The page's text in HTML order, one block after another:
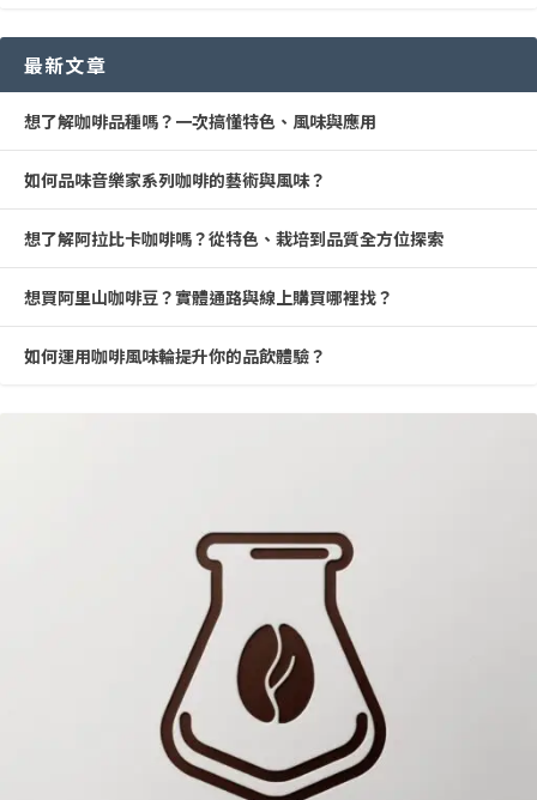
最新文章
想了解咖啡品種嗎？一次搞懂特色、風味與應用
如何品味音樂家系列咖啡的藝術與風味？
想了解阿拉比卡咖啡嗎？從特色、栽培到品質全方位探索
想買阿里山咖啡豆？實體通路與線上購買哪裡找？
如何運用咖啡風味輪提升你的品飲體驗？